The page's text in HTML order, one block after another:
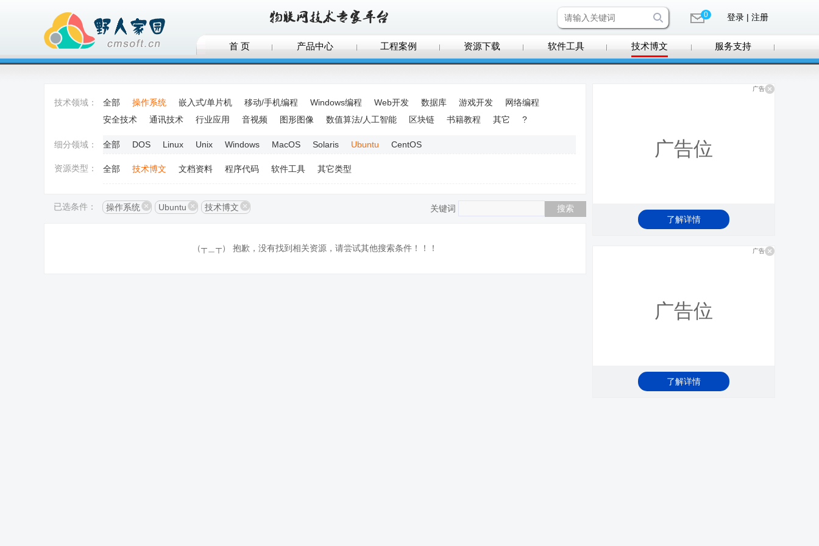
0 登录 | 注册
首 页 产品中心 工程案例 资源下载 软件工具 技术博文 服务支持
技术领域： 全部 操作系统 嵌入式/单片机 移动/手机编程 Windows编程 Web开发 数据库 游戏开发
网络编程
安全技术
通讯技术 行业应用 音视频 图形图像 数值算法/人工智能 区块链 书籍教程 其它 ?
细分领域： 全部 DOS Linux Unix Windows MacOS Solaris Ubuntu CentOS
资源类型： 全部 技术博文 文档资料 程序代码 软件工具 其它类型
已选条件： 操作系统 Ubuntu 技术博文 关键词
（┬＿┬） 抱歉，没有找到相关资源，请尝试其他搜索条件！！！
广告
广告位
了解详情
广告
广告位
了解详情